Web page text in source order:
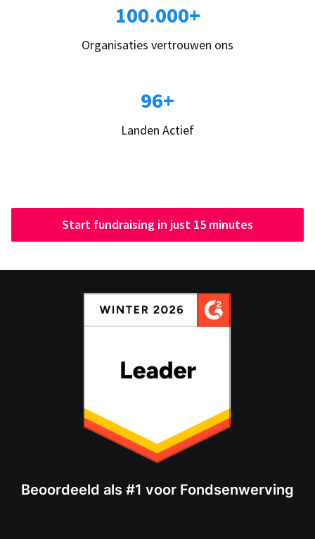
100.000+
Organisaties vertrouwen ons
96+
Landen Actief
Start fundraising in just 15 minutes
Beoordeeld als #1 voor Fondsenwerving